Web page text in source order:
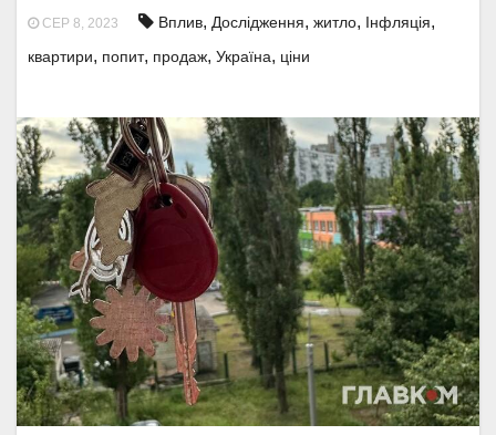
СЕР 8, 2023 Вплив, Дослідження, житло, Інфляція,
квартири, попит, продаж, Україна, ціни